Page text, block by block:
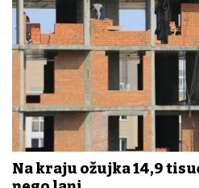
Na kraju ožujka 14,9